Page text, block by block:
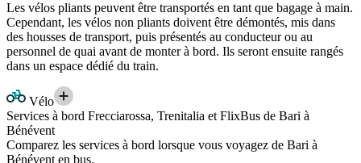
Les vélos pliants peuvent être transportés en tant que bagage à main.
Cependant, les vélos non pliants doivent être démontés, mis dans
des housses de transport, puis présentés au conducteur ou au
personnel de quai avant de monter à bord. Ils seront ensuite rangés
dans un espace dédié du train.
Vélo
Services à bord Frecciarossa, Trenitalia et FlixBus de Bari à
Bénévent
Comparez les services à bord lorsque vous voyagez de Bari à
Bénévent en bus.